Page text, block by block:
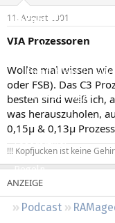
Forum
Aktuelles
Empfohlene Inhalte
Neue Beiträge
Neueste Aktivitäten
Leserartikel
Regeln
Podcast
e
r
l
t
a
11. August 2001
VIA Prozessoren
Wollte mal wissen
oder FSB). Das C3
besten sind weiß ich,
was herauszuholen,
0,15µ & 0,13µ
!!! Kopfjucken ist keine